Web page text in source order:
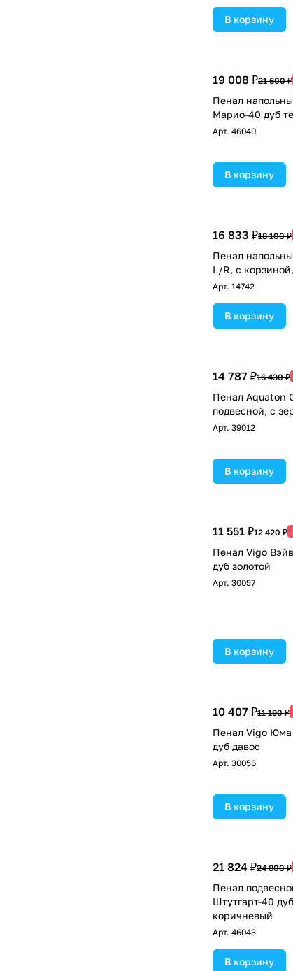
В корзину
19 008 ₽21 600 ₽
Пенал
Марио-40 дуб
Арт. 46040
В корзину
16 833 ₽18 100 ₽
Пенал
L/R, с
Арт. 14742
В корзину
14 787 ₽16 430 ₽
Пенал Aquaton
подвесной, с
Арт. 39012
В корзину
11 551 ₽12 420 ₽
Пенал Vigo
дуб золотой
Арт. 30057
В корзину
10 407 ₽11 190 ₽
Пенал Vigo Юма
дуб давос
Арт. 30056
В корзину
21 824 ₽24 800 ₽
Пенал
Штутгарт-40
коричневый
Арт. 46043
В корзину